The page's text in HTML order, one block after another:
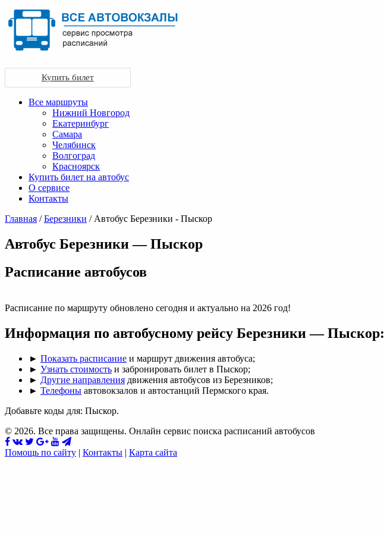
Купить билет
Все маршруты
Нижний Новгород
Екатеринбург
Самара
Челябинск
Волгоград
Красноярск
Купить билет на автобус
О сервисе
Контакты
Главная /Березники / Автобус Березники - Пыскор
Автобус Березники — Пыскор
Раcписание автобусов
Расписание по маршруту обновлено сегодня и актуально на 2026 год!
Информация по автобусному рейсу Березники — Пыскор:
► Показать расписание и маршрут движения автобуса;
► Узнать стоимость и забронировать билет в Пыскор;
► Другие направления движения автобусов из Березников;
► Телефоны автовокзалов и автостанций Пермского края.
Добавьте коды для: Пыскор.
© 2026. Все права защищены. Онлайн сервис поиска расписаний автобусов
Помощь по сайту | Контакты | Карта сайта